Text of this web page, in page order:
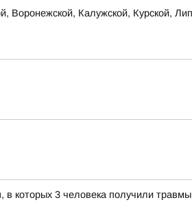
Воронежской, Калужской, Курской,
в которых 3 человека получили